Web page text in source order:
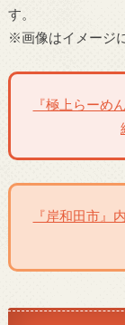
す。
※画像はイメージ
『極上らー
『岸和田市』